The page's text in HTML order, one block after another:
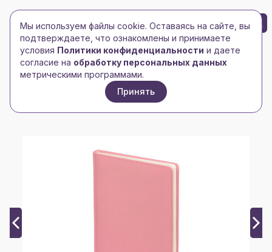
Toggle navigation
Toggle navigation
БРЕНД-ЛОГО 0
Главная/Ежедневники и блокноты/
Ежедневник недатированный
Ежедневник недатированный А5+ "Classic",
Мы используем файлы cookie. Оставаясь на сайте, вы
подтверждаете, что ознакомлены и принимаете
условия Политики конфиденциальности и даете
согласие на обработку персональных данных
метрическими программами.
Принять